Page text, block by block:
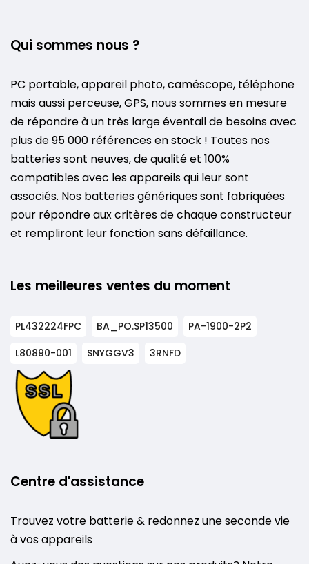
Qui sommes nous ?
PC portable, appareil photo, caméscope, téléphone
mais aussi perceuse, GPS, nous sommes en mesure
de répondre à un très large éventail de besoins avec
plus de 95 000 références en stock ! Toutes nos
batteries sont neuves, de qualité et 100%
compatibles avec les appareils qui leur sont
associés. Nos batteries génériques sont fabriquées
pour répondre aux critères de chaque constructeur
et rempliront leur fonction sans défaillance.
Les meilleures ventes du moment
PL432224FPC BA_PO.SP13500
PA-1900-2P2
L80890-001
SNYGGV3 3RNFD
Centre d'assistance
Trouvez votre batterie & redonnez une seconde vie
à vos appareils